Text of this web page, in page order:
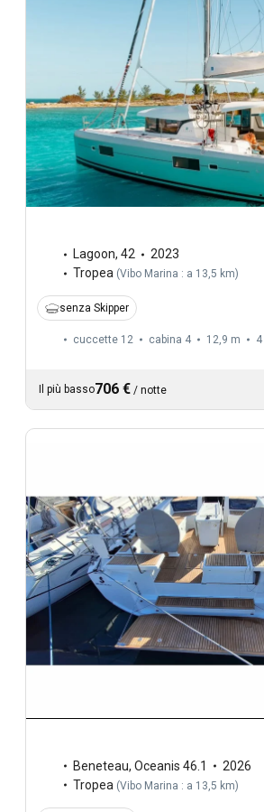
Lagoon, 42
2023
Tropea (Vibo Marina : a 13,5 km)
senza Skipper
cuccette 12 cabina 4 12,9 m 4
Il più basso706 € / notte
Beneteau, Oceanis 46.1
2026
Tropea (Vibo Marina : a 13,5 km)